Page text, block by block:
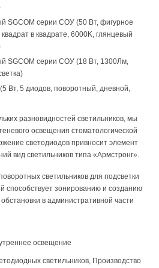
SGCOM серии СОУ (50 Вт, фигурное
в квадрате, 6000K, глянцевый
SGCOM серии СОУ (18 Вт, 1300Лм,
Вт, 5 диодов, поворотный, дневной,
разновидностей светильников, мы
освещения стоматологической
светодиодов привносит элемент
вид светильников типа «Армстронг».
светильников для подсветки
способствует зонированию и созданию
в административной части
освещение
светильников, Производство